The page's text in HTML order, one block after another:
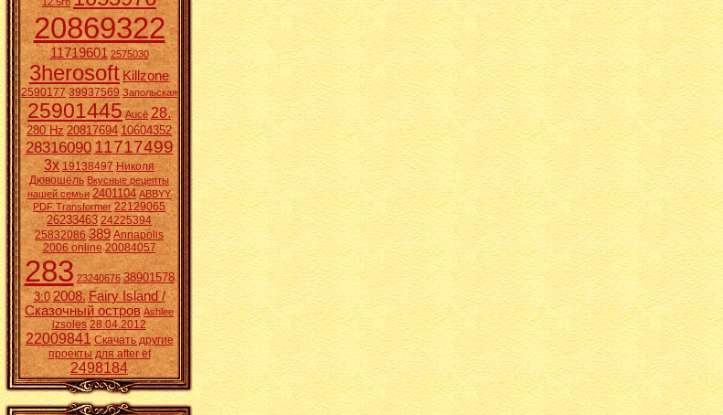
20869322
11719601 2575030
3herosoft Killzone
2590177 39937569 Запольская
25901445 Aucē 28.
280 Hz 20817694 10604352
2831609011717499
3x 19138497 Николя
Дювошель Вкусные рецепты
нашей семьи 2401104 ABBYY
PDF Transformer 22129065
26233463 24225394
25832086 389 Annapolis
2006 online 20084057
283 23240676 38901578
3:0 2008. Fairy Island /
Сказочный остров Ashlee
izsoles 28.04.2012
22009841 Скачать другие
проекты для after ef
2498184